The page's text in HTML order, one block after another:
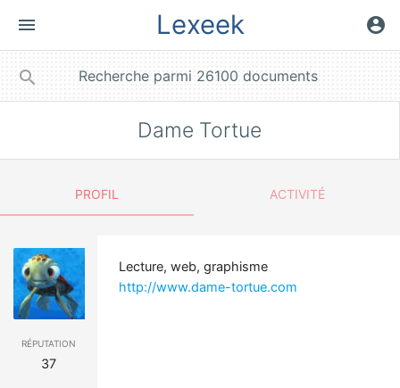
menu Lexeek account_circle
search
Dame Tortue
PROFIL ACTIVITÉ
réputation
37
Lecture, web, graphisme
http://www.dame-tortue.com